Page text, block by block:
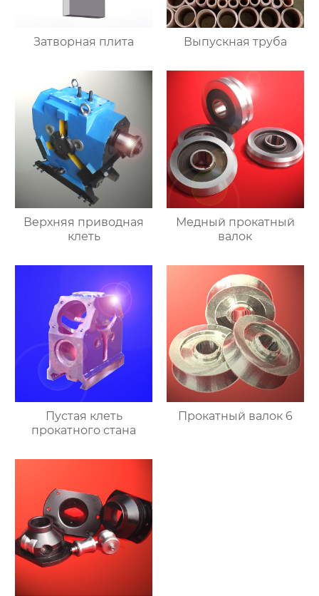
Затворная плита Выпускная труба
Верхняя приводная
клеть
Медный прокатный
валок
Пустая клеть
прокатного стана
Прокатный валок 6